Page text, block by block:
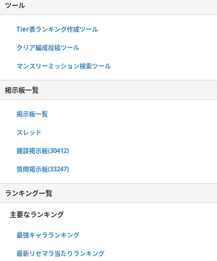
ツール
Tier表ランキング作成ツール
クリア編成投稿ツール
マンスリーミッション検索ツール
掲示板一覧
掲示板一覧
スレッド
雑談掲示板(30412)
質問掲示板(33247)
ランキング一覧
主要なランキング
最強キャラランキング
最新リセマラ当たりランキング